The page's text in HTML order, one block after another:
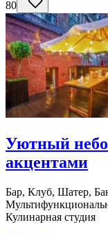
80
Уютный
акцентами
Бар, Клуб, Шатер,
Кулинарная студия